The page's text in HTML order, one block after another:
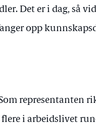
Det er i dag, så
opp
representanten
i arbeidslivet